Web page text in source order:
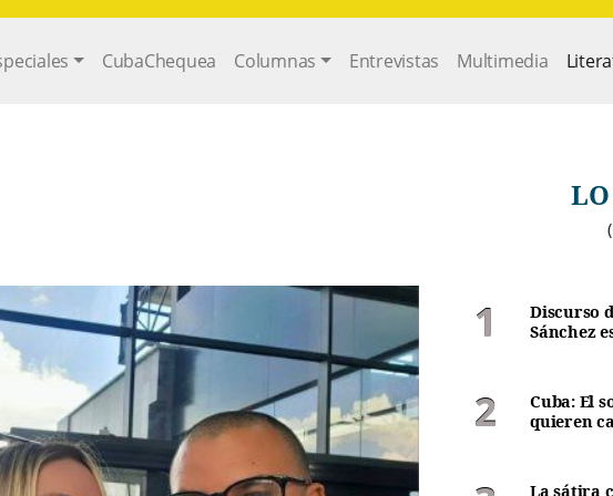
CubaChequea Columnas Entrevistas Multimedia
Discurso
Sánchez
Cuba: El
quieren
La sátira